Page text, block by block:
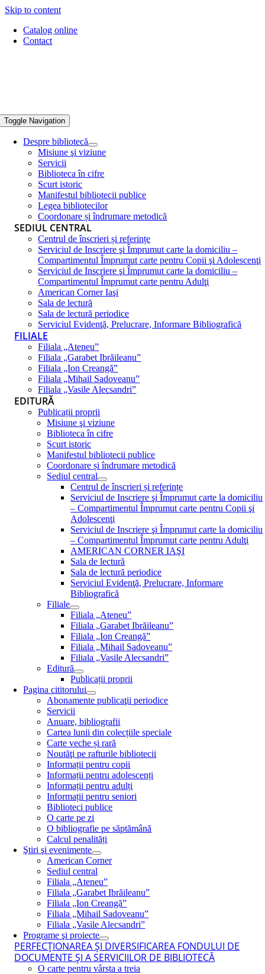
Skip to content
Catalog online
Contact
Toggle Navigation
Despre bibliotecă
Misiune şi viziune
Servicii
Biblioteca în cifre
Scurt istoric
Manifestul bibliotecii publice
Legea bibliotecilor
Coordonare și îndrumare metodică
SEDIUL CENTRAL
Centrul de înscrieri și referințe
Serviciul de Inscriere şi Împrumut carte la domiciliu –
Compartimentul Împrumut carte pentru Copii şi Adolescenţi
Serviciul de Inscriere şi Împrumut carte la domiciliu –
Compartimentul Împrumut carte pentru Adulţi
American Corner Iaşi
Sala de lectură
Sala de lectură periodice
Serviciul Evidenţă, Prelucrare, Informare Bibliografică
FILIALE
Filiala „Ateneu”
Filiala „Garabet Ibrăileanu”
Filiala „Ion Creangă”
Filiala „Mihail Sadoveanu”
Filiala „Vasile Alecsandri”
EDITURĂ
Publicații proprii
Misiune şi viziune
Biblioteca în cifre
Scurt istoric
Manifestul bibliotecii publice
Coordonare și îndrumare metodică
Sediul central
Centrul de înscrieri și referințe
Serviciul de Inscriere şi Împrumut carte la domiciliu
– Compartimentul Împrumut carte pentru Copii şi
Adolescenţi
Serviciul de Inscriere şi Împrumut carte la domiciliu
– Compartimentul Împrumut carte pentru Adulţi
AMERICAN CORNER IAŞI
Sala de lectură
Sala de lectură periodice
Serviciul Evidenţă, Prelucrare, Informare
Bibliografică
Filiale
Filiala „Ateneu”
Filiala „Garabet Ibrăileanu”
Filiala „Ion Creangă”
Filiala „Mihail Sadoveanu”
Filiala „Vasile Alecsandri”
Editură
Publicații proprii
Pagina cititorului
Abonamente publicaţii periodice
Servicii
Anuare, bibliografii
Cartea lunii din colecțiile speciale
Carte veche și rară
Noutăţi pe rafturile bibliotecii
Informații pentru copii
Informații pentru adolescenți
Informații pentru adulți
Informații pentru seniori
Biblioteci publice
O carte pe zi
O bibliografie pe săptămână
Calcul penalități
Ştiri şi evenimente
American Corner
Sediul central
Filiala „Ateneu”
Filiala „Garabet Ibrăileanu”
Filiala „Ion Creangă”
Filiala „Mihail Sadoveanu”
Filiala „Vasile Alecsandri”
Programe şi proiecte
PERFECŢIONAREA ŞI DIVERSIFICAREA FONDULUI DE
DOCUMENTE ŞI A SERVICIILOR DE BIBLIOTECĂ
O carte pentru vârsta a treia